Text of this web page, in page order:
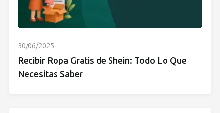
30/06/2025
Recibir Ropa Gratis de Shein: Todo Lo Que
Necesitas Saber